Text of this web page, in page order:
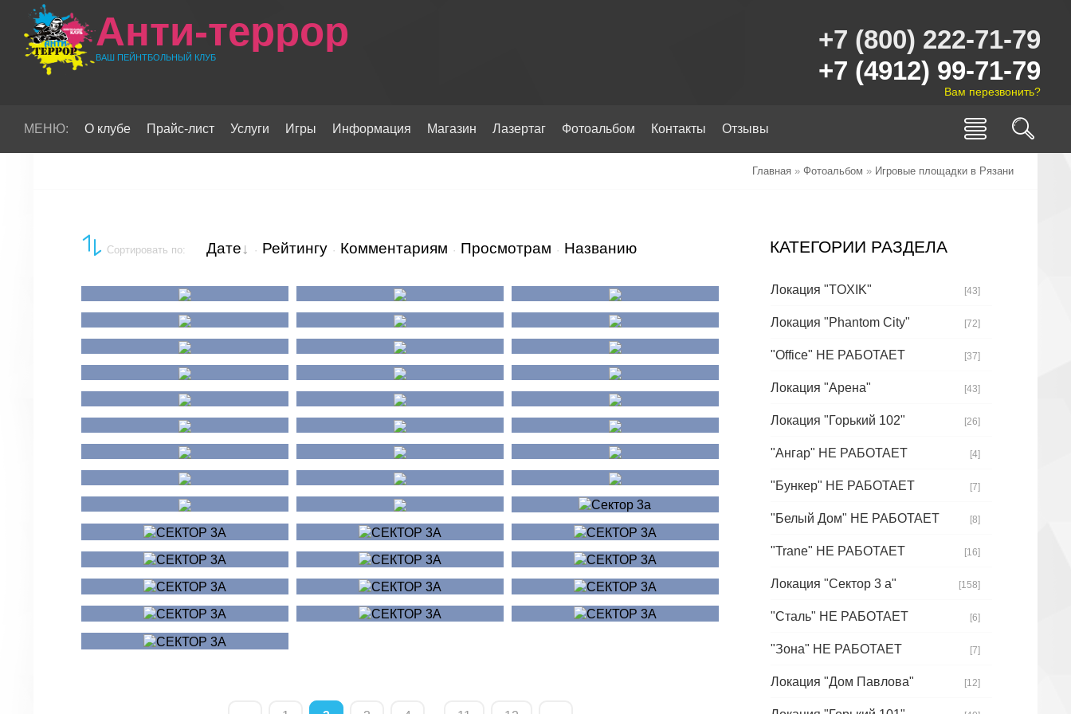
Анти-террор
ВАШ ПЕЙНТБОЛЬНЫЙ КЛУБ
+7 (800) 222-71-79
+7 (4912) 99-71-79
Вам перезвонить?
МЕНЮ: О клубе Прайс-лист Услуги Игры Информация Магазин Лазертаг Фотоальбом Контакты Отзывы
Главная » Фотоальбом » Игровые площадки в Рязани
Сортировать по: Дате · Рейтингу · Комментариям · Просмотрам · Названию КАТЕГОРИИ РАЗДЕЛА
Локация "TOXIK" [43]
Локация "Phantom City" [72]
"Office" НЕ РАБОТАЕТ [37]
Локация "Арена" [43]
Локация "Горький 102" [26]
"Ангар" НЕ РАБОТАЕТ [4]
"Бункер" НЕ РАБОТАЕТ [7]
"Белый Дом" НЕ РАБОТАЕТ [8]
"Trane" НЕ РАБОТАЕТ [16]
Локация "Сектор 3 а" [158]
"Сталь" НЕ РАБОТАЕТ [6]
"Зона" НЕ РАБОТАЕТ [7]
Локация "Дом Павлова" [12]